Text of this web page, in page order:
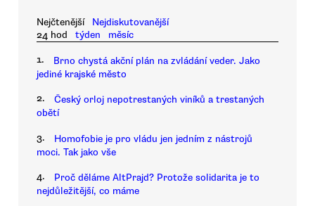
Nejčtenější
Nejdiskutovanější
24 hod
týden měsíc
1.
Brno chystá akční plán na zvládání veder. Jako
jediné krajské město
2.
Český orloj nepotrestaných viníků a trestaných
obětí
3.
Homofobie je pro vládu jen jedním z nástrojů
moci. Tak jako vše
4.
Proč děláme AltPrajd? Protože solidarita je to
nejdůležitější, co máme